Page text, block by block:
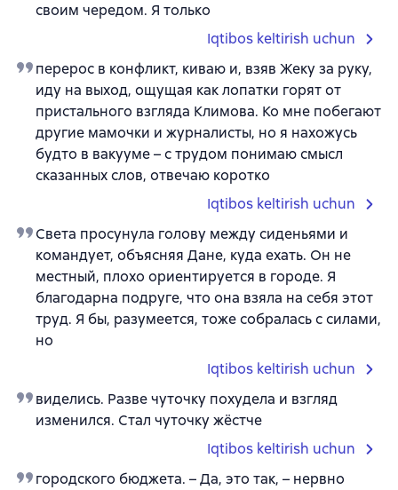
своим чередом. Я только
Iqtibos keltirish uchun
перерос в конфликт, киваю и, взяв Жеку за руку,
иду на выход, ощущая как лопатки горят от
пристального взгляда Климова. Ко мне побегают
другие мамочки и журналисты, но я нахожусь
будто в вакууме – с трудом понимаю смысл
сказанных слов, отвечаю коротко
Iqtibos keltirish uchun
Света просунула голову между сиденьями и
командует, объясняя Дане, куда ехать. Он не
местный, плохо ориентируется в городе. Я
благодарна подруге, что она взяла на себя этот
труд. Я бы, разумеется, тоже собралась с силами,
но
Iqtibos keltirish uchun
виделись. Разве чуточку похудела и взгляд
изменился. Стал чуточку жёстче
Iqtibos keltirish uchun
городского бюджета. – Да, это так, – нервно